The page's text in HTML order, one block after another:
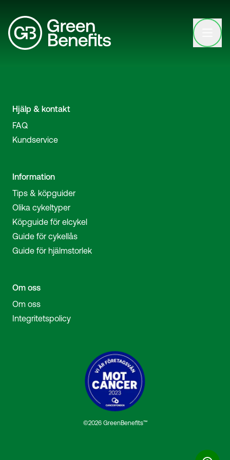
Open
Hjälp & kontakt
FAQ
Kundservice
Information
Tips & köpguider
Olika cykeltyper
Köpguide för elcykel
Guide för cykellås
Guide för hjälmstorlek
Om oss
Om oss
Integritetspolicy
©2026 GreenBenefits™